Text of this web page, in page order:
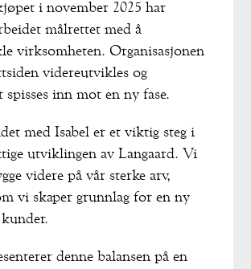
i november 2025 har
målrettet med å
virksomheten. Organisasjonen
videreutvikles og
spisses inn mot en ny fase.
med Isabel er et viktig steg i
utviklingen av Langaard. Vi
videre på vår sterke arv,
vi skaper grunnlag for en ny
denne balansen på en